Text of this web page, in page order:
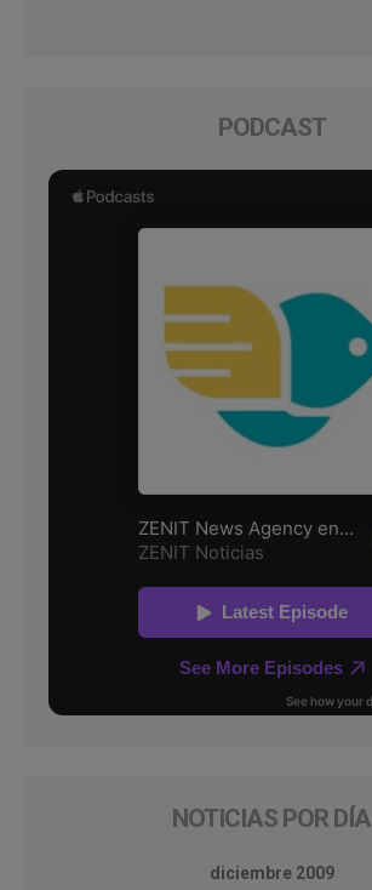
PODCAST
NOTICIAS POR DÍA
diciembre 2009